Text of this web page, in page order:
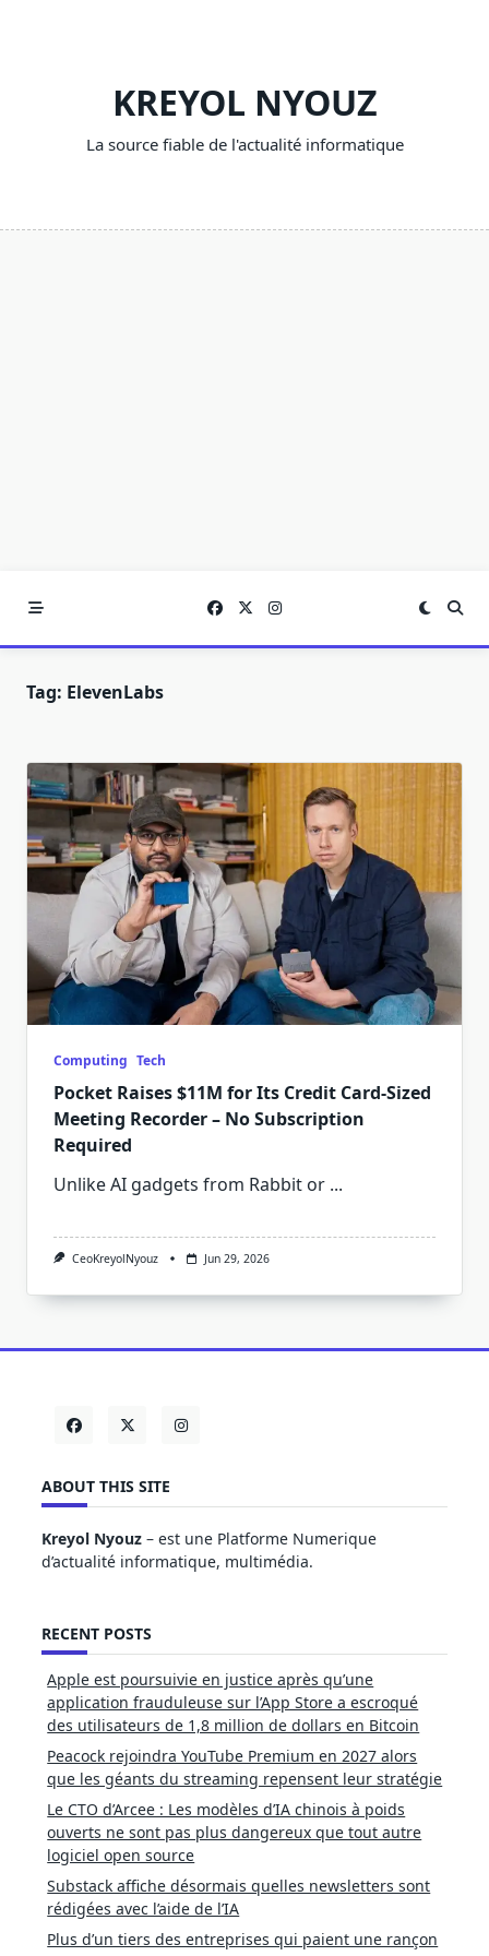
KREYOL NYOUZ
La source fiable de l'actualité informatique
Tag: ElevenLabs
Computing Tech
Pocket Raises $11M for Its Credit Card-Sized
Meeting Recorder – No Subscription
Required
Unlike AI gadgets from Rabbit or ...
CeoKreyolNyouz Jun 29, 2026
ABOUT THIS SITE
Kreyol Nyouz – est une Platforme Numerique
d’actualité informatique, multimédia.
RECENT POSTS
Apple est poursuivie en justice après qu’une
application frauduleuse sur l’App Store a escroqué
des utilisateurs de 1,8 million de dollars en Bitcoin
Peacock rejoindra YouTube Premium en 2027 alors
que les géants du streaming repensent leur stratégie
Le CTO d’Arcee : Les modèles d’IA chinois à poids
ouverts ne sont pas plus dangereux que tout autre
logiciel open source
Substack affiche désormais quelles newsletters sont
rédigées avec l’aide de l’IA
Plus d’un tiers des entreprises qui paient une rançon